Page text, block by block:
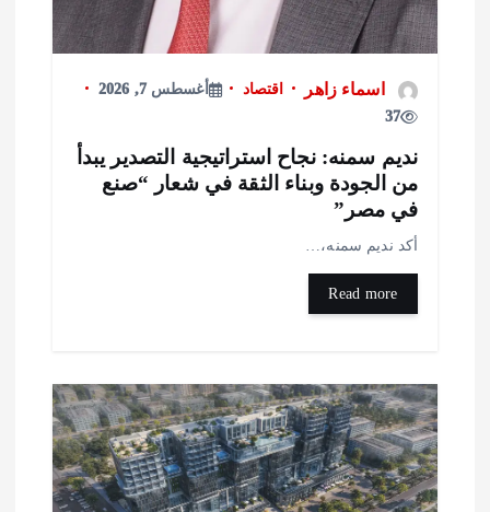
اسماء زاهر اقتصاد
أغسطس 7, 2026
سمنه: نجاح استراتيجية التصدير يبدأ
الجودة وبناء الثقة في شعار “صنع
مصر”
نديم سمنه،…